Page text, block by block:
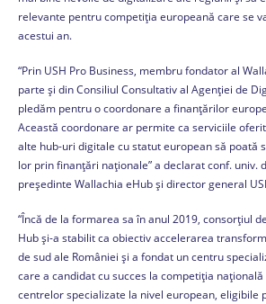
relevante pentru competiția europeană care se
acestui an.
“Prin USH Pro Business, membru fondator al
parte și din Consiliul Consultativ al Agenției de
pledăm pentru o coordonare a finanțărilor
Această coordonare ar permite ca serviciile
alte hub-uri digitale cu statut european să poată
lor prin finanțări naționale” a declarat conf. univ.
președinte Wallachia eHub și director general
“Încă de la formarea sa în anul 2019, consorțiul
Hub și-a stabilit ca obiectiv accelerarea
de sud ale României și a fondat un centru
care a candidat cu succes la competiția
centrelor specializate la nivel european, eligibile